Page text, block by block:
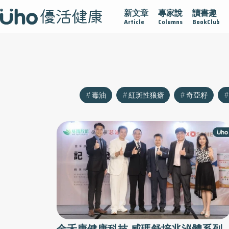
新文章
Article
專家說
Columns
讀書趣
BookClub
黏 守護腺在 疫情保衛戰 再生醫學 愛的未來視
毒油 紅斑性狼瘡 奇亞籽